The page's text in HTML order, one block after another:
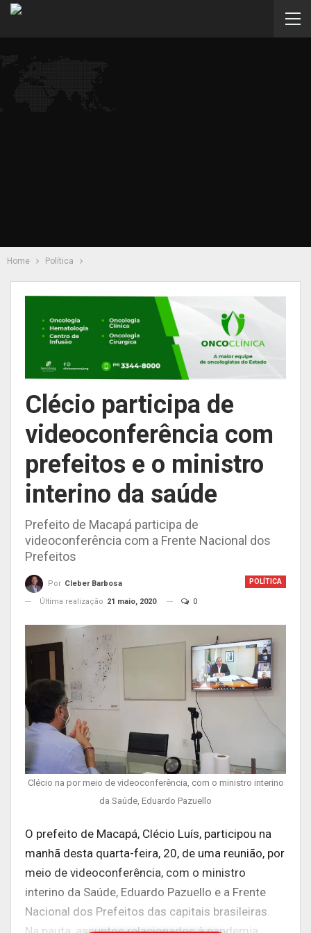
Home Política
Clécio participa de
videoconferência com
prefeitos e o ministro
interino da saúde
Prefeito de Macapá participa de
videoconferência com a Frente Nacional dos
Prefeitos
POLÍTICA
Por Cleber Barbosa
Última realização 21 maio, 2020 0
Clécio na por meio de videoconferência, com o ministro interino
da Saúde, Eduardo Pazuello
O prefeito de Macapá, Clécio Luís, participou na
manhã desta quarta-feira, 20, de uma reunião, por
meio de videoconferência, com o ministro
interino da Saúde, Eduardo Pazuello e a Frente
Nacional dos Prefeitos das capitais brasileiras.